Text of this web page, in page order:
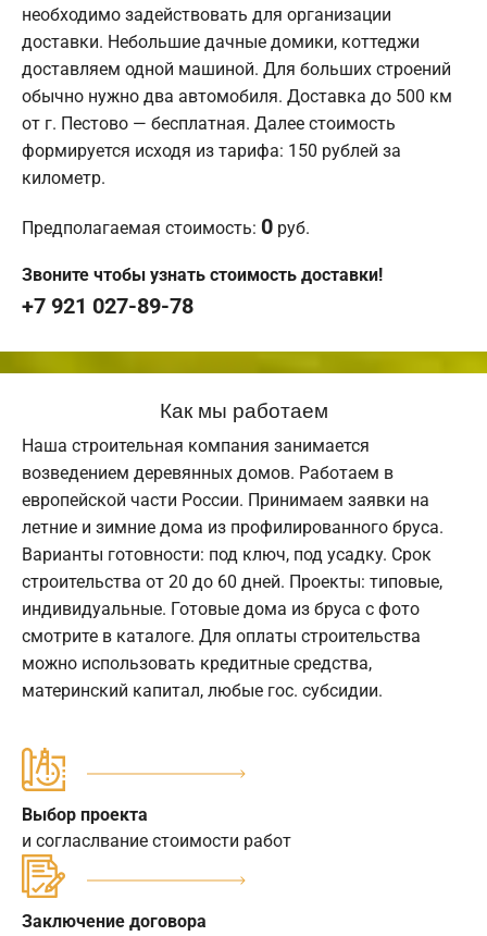
необходимо задействовать для организации
доставки. Небольшие дачные домики, коттеджи
доставляем одной машиной. Для больших строений
обычно нужно два автомобиля. Доставка до 500 км
от г. Пестово — бесплатная. Далее стоимость
формируется исходя из тарифа: 150 рублей за
километр.
Предполагаемая стоимость: 0 руб.
Звоните чтобы узнать стоимость доставки!
+7 921 027-89-78
Как мы работаем
Наша строительная компания занимается
возведением деревянных домов. Работаем в
европейской части России. Принимаем заявки на
летние и зимние дома из профилированного бруса.
Варианты готовности: под ключ, под усадку. Срок
строительства от 20 до 60 дней. Проекты: типовые,
индивидуальные. Готовые дома из бруса с фото
смотрите в каталоге. Для оплаты строительства
можно использовать кредитные средства,
материнский капитал, любые гос. субсидии.
Выбор проекта
и согласлвание стоимости работ
Заключение договора